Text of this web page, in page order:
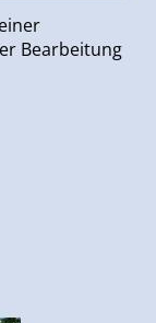
Bearbeitung